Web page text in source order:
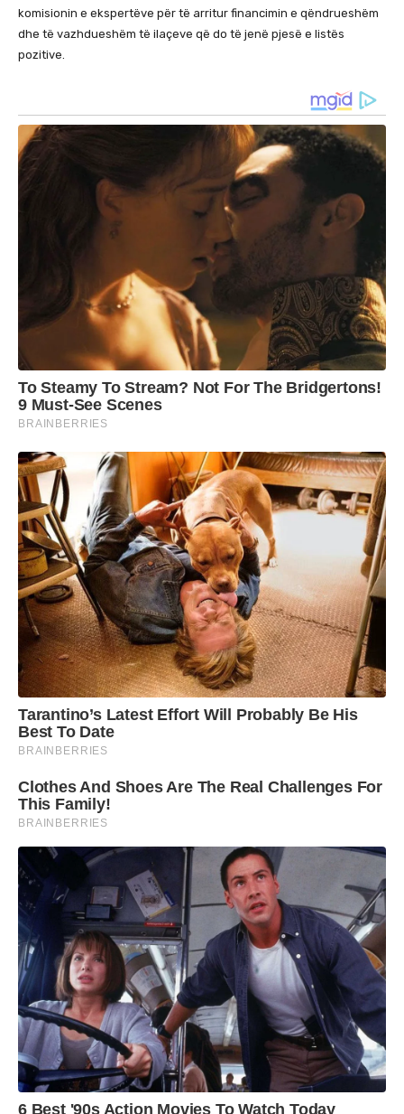
komisionin e ekspertëve për të arritur financimin e qëndrueshëm
dhe të vazhdueshëm të ilaçeve që do të jenë pjesë e listës
pozitive.